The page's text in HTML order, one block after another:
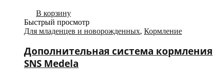
В корзину
Быстрый просмотр
Для младенцев и новорожденных, Кормление
Дополнительная система кормления
SNS Medela